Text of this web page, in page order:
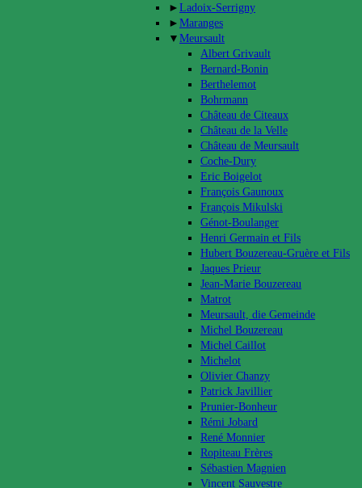
► Ladoix-Serrigny
► Maranges
▼ Meursault
Albert Grivault
Bernard-Bonin
Berthelemot
Bohrmann
Château de Citeaux
Château de la Velle
Château de Meursault
Coche-Dury
Eric Boigelot
François Gaunoux
François Mikulski
Génot-Boulanger
Henri Germain et Fils
Hubert Bouzereau-Gruère et Fils
Jaques Prieur
Jean-Marie Bouzereau
Matrot
Meursault, die Gemeinde
Michel Bouzereau
Michel Caillot
Michelot
Olivier Chanzy
Patrick Javillier
Prunier-Bonheur
Rémi Jobard
René Monnier
Ropiteau Frères
Sébastien Magnien
Vincent Sauvestre